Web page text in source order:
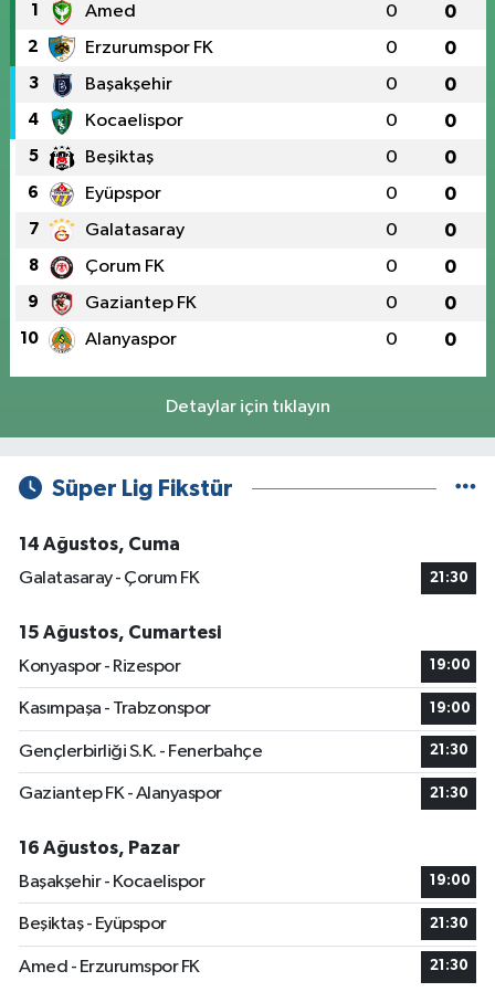
1 Amed 0 0
2 Erzurumspor FK 0 0
3 Başakşehir 0 0
4 Kocaelispor 0 0
5 Beşiktaş 0 0
6 Eyüpspor 0 0
7 Galatasaray 0 0
8 Çorum FK 0 0
9 Gaziantep FK 0 0
10 Alanyaspor 0 0
Detaylar için tıklayın
Süper Lig Fikstür
14 Ağustos, Cuma
Galatasaray - Çorum FK
21:30
15 Ağustos, Cumartesi
Konyaspor - Rizespor
19:00
Kasımpaşa - Trabzonspor 19:00
Gençlerbirliği S.K. - Fenerbahçe 21:30
Gaziantep FK - Alanyaspor 21:30
16 Ağustos, Pazar
Başakşehir - Kocaelispor
19:00
Beşiktaş - Eyüpspor 21:30
Amed - Erzurumspor FK 21:30